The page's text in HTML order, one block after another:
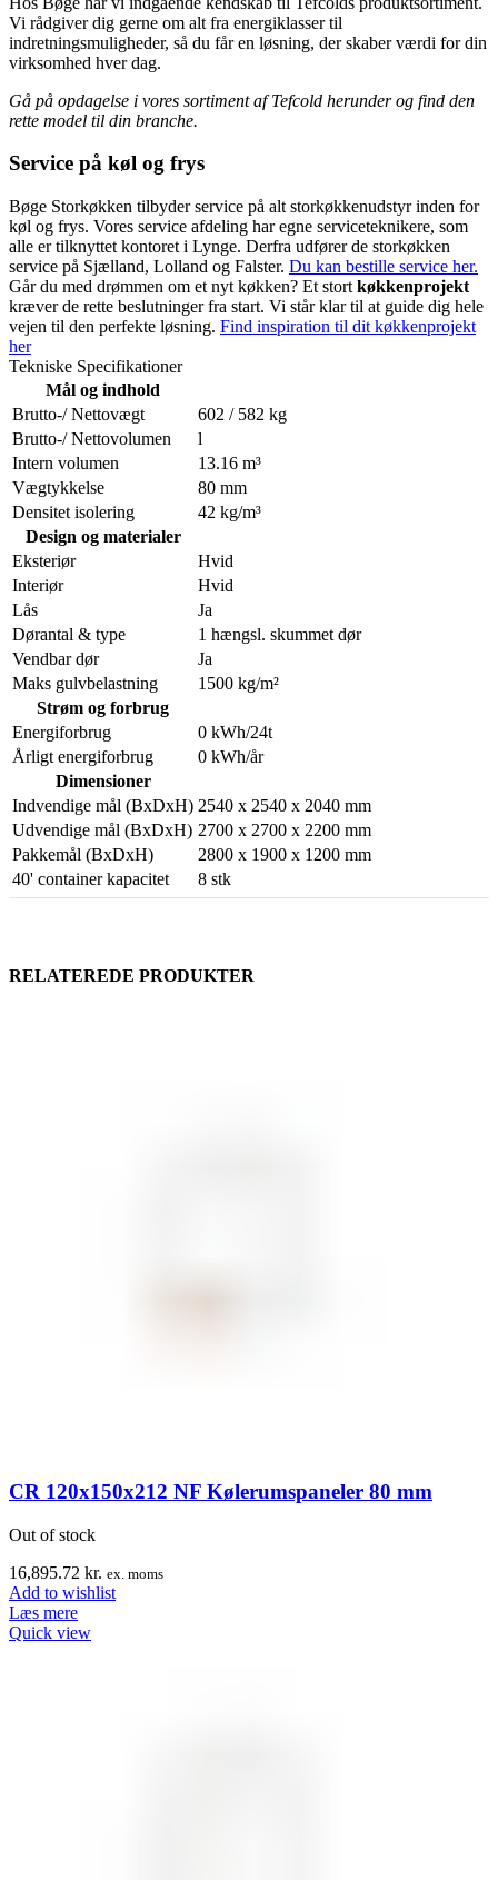
Vi rådgiver dig gerne om alt fra energiklasser til
indretningsmuligheder, så du får en løsning, der skaber værdi for din
virksomhed hver dag.
Gå på opdagelse i vores sortiment af Tefcold herunder og find den
rette model til din branche.
Service på køl og frys
Bøge Storkøkken tilbyder service på alt storkøkkenudstyr inden for
køl og frys. Vores service afdeling har egne serviceteknikere, som
alle er tilknyttet kontoret i Lynge. Derfra udfører de storkøkken
service på Sjælland, Lolland og Falster. Du kan bestille service her.
Går du med drømmen om et nyt køkken? Et stort køkkenprojekt
kræver de rette beslutninger fra start. Vi står klar til at guide dig hele
vejen til den perfekte løsning. Find inspiration til dit køkkenprojekt
her
Tekniske Specifikationer
Mål og indhold
Brutto-/ Nettovægt
602 / 582 kg
Brutto-/ Nettovolumen
l
Intern volumen
13.16 m³
Vægtykkelse
80 mm
Densitet isolering
42 kg/m³
Design og materialer
Eksteriør
Hvid
Interiør
Hvid
Lås
Ja
Dørantal & type
1 hængsl. skummet dør
Vendbar dør
Ja
Maks gulvbelastning
1500 kg/m²
Strøm og forbrug
Energiforbrug
0 kWh/24t
Årligt energiforbrug
0 kWh/år
Dimensioner
Indvendige mål (BxDxH) 2540 x 2540 x 2040 mm
Udvendige mål (BxDxH) 2700 x 2700 x 2200 mm
Pakkemål (BxDxH)
2800 x 1900 x 1200 mm
40' container kapacitet
8 stk
RELATEREDE PRODUKTER
CR 120x150x212 NF Kølerumspaneler 80 mm
Out of stock
16,895.72 kr. ex. moms
Add to wishlist
Læs mere
Quick view